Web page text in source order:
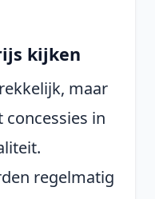
kijken
maar
concessies in
regelmatig